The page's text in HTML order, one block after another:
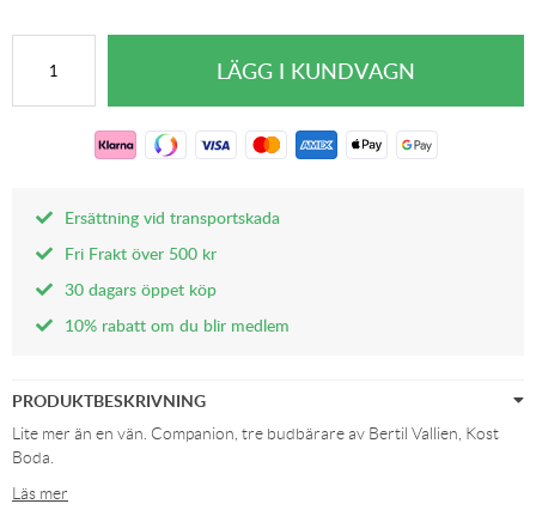
Ersättning vid transportskada
Fri Frakt över 500 kr
30 dagars öppet köp
10% rabatt om du blir medlem
PRODUKTBESKRIVNING
Lite mer än en vän. Companion, tre budbärare av Bertil Vallien, Kost
Boda.
Läs mer